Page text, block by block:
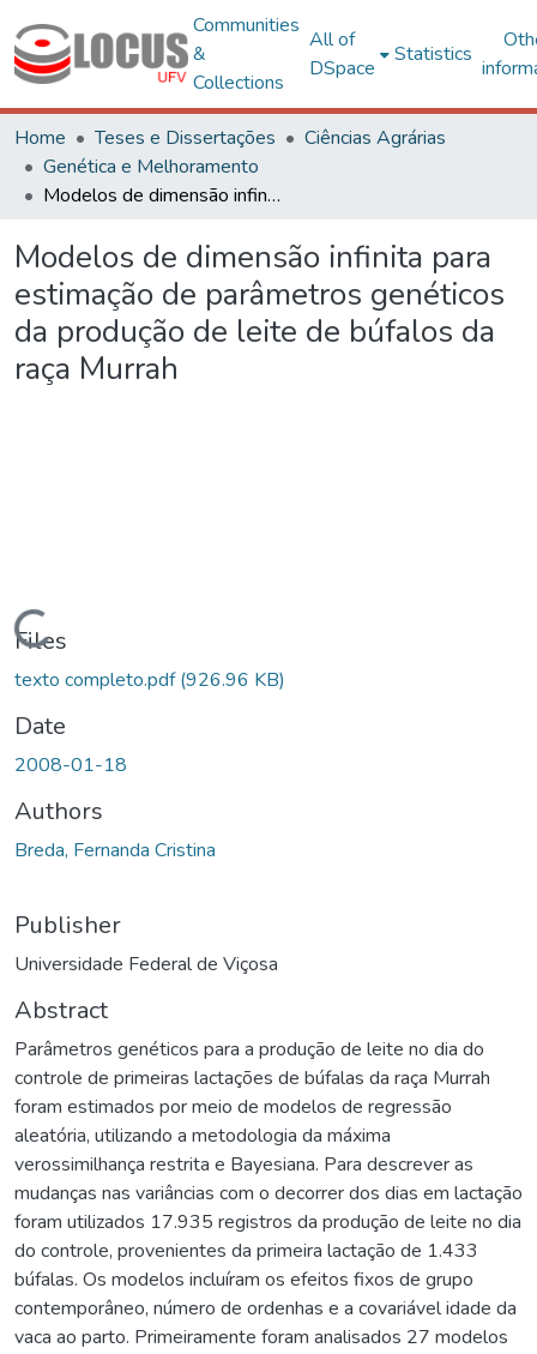
Communities
&
Collections
All of
DSpace
Statistics
Home Teses e Dissertações
Ciências Agrárias
Genética e Melhoramento
Modelos de dimensão infinita para estimação de parâmetros genéticos da produção de leite de búfalos da raça Murrah
Modelos de dimensão infinita para
estimação de parâmetros genéticos
da produção de leite de búfalos da
raça Murrah
Files
texto completo.pdf(926.96 KB)
Date
2008-01-18
Authors
Breda, Fernanda Cristina
Publisher
Universidade Federal de Viçosa
Abstract
Parâmetros genéticos para a produção de leite no dia do
controle de primeiras lactações de búfalas da raça Murrah
foram estimados por meio de modelos de regressão
aleatória, utilizando a metodologia da máxima
verossimilhança restrita e Bayesiana. Para descrever as
mudanças nas variâncias com o decorrer dos dias em lactação
foram utilizados 17.935 registros da produção de leite no dia
do controle, provenientes da primeira lactação de 1.433
búfalas. Os modelos incluíram os efeitos fixos de grupo
contemporâneo, número de ordenhas e a covariável idade da
vaca ao parto. Primeiramente foram analisados 27 modelos